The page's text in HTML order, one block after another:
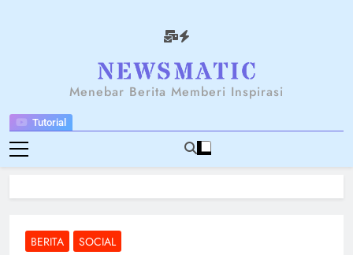
Tutorial
NEWSANTARA
Menebar Berita Memberi Inspirasi
BERITA SOCIAL